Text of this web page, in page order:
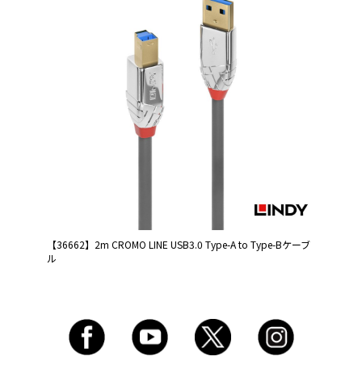
【36662】2m CROMO LINE USB3.0 Type-A to Type-Bケーブ
ル